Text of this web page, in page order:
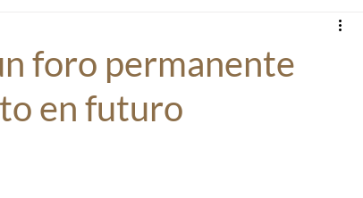
foro permanente
en futuro